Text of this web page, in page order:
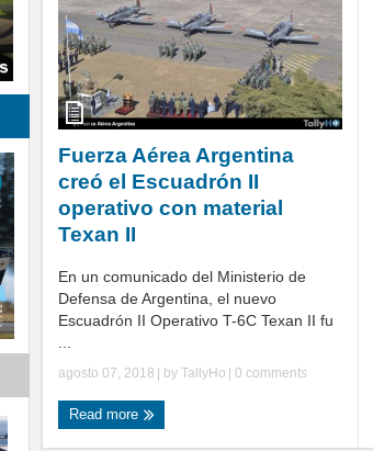
Fuerza Aérea Argentina
creó el Escuadrón II
operativo con material
Texan II
En un comunicado del Ministerio de
Defensa de Argentina, el nuevo
Escuadrón II Operativo T-6C Texan II fu
...
agosto 07, 2018 | by TallyHo 0 comments
Read more